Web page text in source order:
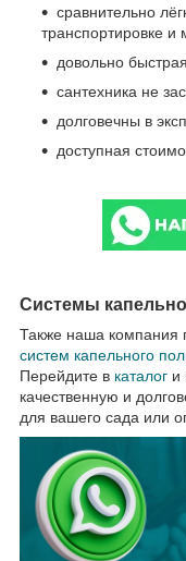
сравнительно
транспортировке и
довольно
сантехника не
долговечны в
доступная
Системы
Также наша компания
систем капельного
Перейдите в каталог и
качественную и
для вашего сада или